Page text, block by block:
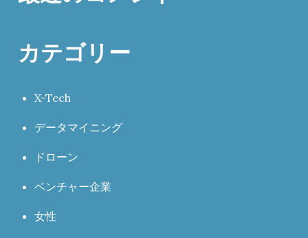
カテゴリー
X-Tech
データマイニング
ドローン
ベンチャー企業
女性